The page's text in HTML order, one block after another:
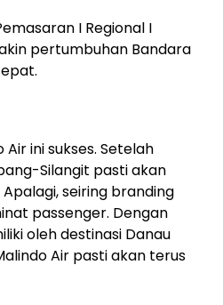
I Regional I
pertumbuhan Bandara
ini sukses. Setelah
Silangit pasti akan
seiring branding
passenger. Dengan
oleh destinasi Danau
Air pasti akan terus